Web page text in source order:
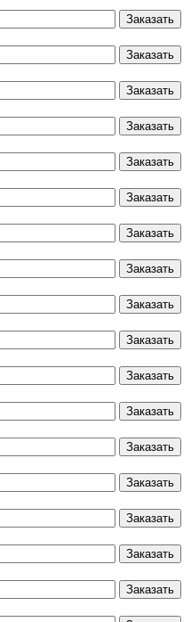
Заказать
Заказать
Заказать
Заказать
Заказать
Заказать
Заказать
Заказать
Заказать
Заказать
Заказать
Заказать
Заказать
Заказать
Заказать
Заказать
Заказать